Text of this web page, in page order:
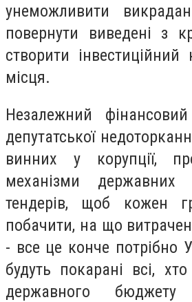
унеможливити
повернути виведені з
створити інвестиційний
місця.
Незалежний
депутатської
винних у корупції,
механізми державних
тендерів, щоб кожен
побачити, на що
- все це конче потрібно
будуть покарані всі,
державного